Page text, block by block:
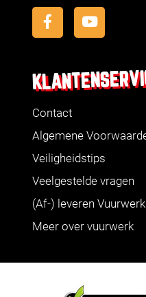
Contact
Algemene
Veiligheidstips
Veelgestelde vragen
(Af-) leveren Vuurwerk
Meer over vuurwerk